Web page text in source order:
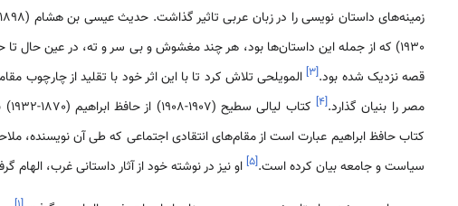
1930) که از جمله این داستان‌ها بود، هر چند مغشوش و بی سر و ته، در عین حال
قصه نزدیک شده بود.[۳]المویلحی تلاش کرد تا با این اثر خود با تقلید از چارچوب
مصر را بنیان گذارد.[۴]
کتاب حافظ ابراهیم عبارت است از مقام‌ه­ای انتقادی اجتماعی که طی آن نویسنده،
سیاست و جامعه بیان کرده است.[۵] او نیز در نوشته خود از آثار داستانی غرب، الهام